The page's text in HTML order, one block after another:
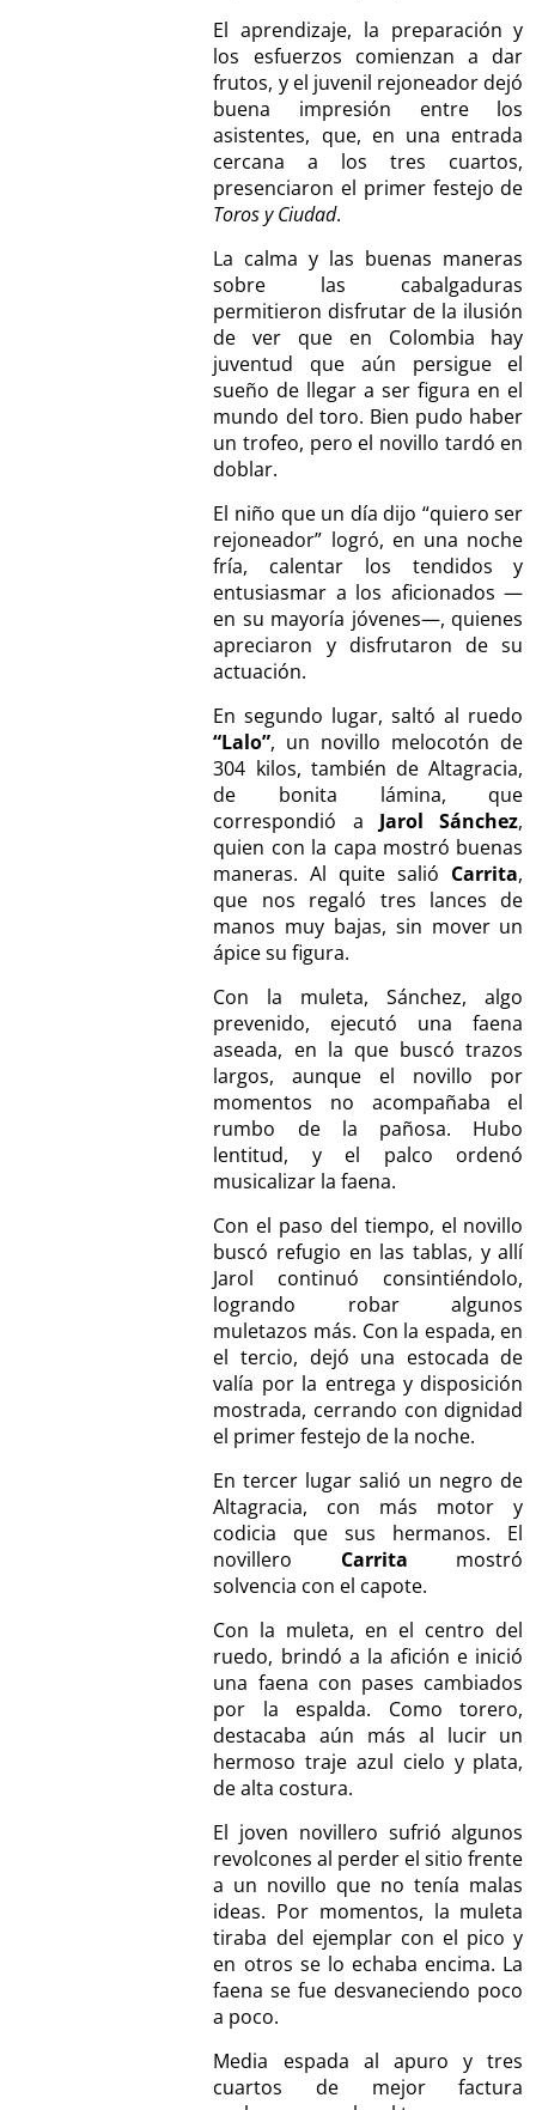
El aprendizaje, la preparación y
los esfuerzos comienzan a dar
frutos, y el juvenil rejoneador dejó
buena impresión entre los
asistentes, que, en una entrada
cercana a los tres cuartos,
presenciaron el primer festejo de
Toros y Ciudad.
La calma y las buenas maneras
sobre las cabalgaduras
permitieron disfrutar de la ilusión
de ver que en Colombia hay
juventud que aún persigue el
sueño de llegar a ser figura en el
mundo del toro. Bien pudo haber
un trofeo, pero el novillo tardó en
doblar.
El niño que un día dijo “quiero ser
rejoneador” logró, en una noche
fría, calentar los tendidos y
entusiasmar a los aficionados —
en su mayoría jóvenes—, quienes
apreciaron y disfrutaron de su
actuación.
En segundo lugar, saltó al ruedo
“Lalo”, un novillo melocotón de
304 kilos, también de Altagracia,
de bonita lámina, que
correspondió a Jarol Sánchez,
quien con la capa mostró buenas
maneras. Al quite salió Carrita,
que nos regaló tres lances de
manos muy bajas, sin mover un
ápice su figura.
Con la muleta, Sánchez, algo
prevenido, ejecutó una faena
aseada, en la que buscó trazos
largos, aunque el novillo por
momentos no acompañaba el
rumbo de la pañosa. Hubo
lentitud, y el palco ordenó
musicalizar la faena.
Con el paso del tiempo, el novillo
buscó refugio en las tablas, y allí
Jarol continuó consintiéndolo,
logrando robar algunos
muletazos más. Con la espada, en
el tercio, dejó una estocada de
valía por la entrega y disposición
mostrada, cerrando con dignidad
el primer festejo de la noche.
En tercer lugar salió un negro de
Altagracia, con más motor y
codicia que sus hermanos. El
novillero Carrita mostró
solvencia con el capote.
Con la muleta, en el centro del
ruedo, brindó a la afición e inició
una faena con pases cambiados
por la espalda. Como torero,
destacaba aún más al lucir un
hermoso traje azul cielo y plata,
de alta costura.
El joven novillero sufrió algunos
revolcones al perder el sitio frente
a un novillo que no tenía malas
ideas. Por momentos, la muleta
tiraba del ejemplar con el pico y
en otros se lo echaba encima. La
faena se fue desvaneciendo poco
a poco.
Media espada al apuro y tres
cuartos de mejor factura